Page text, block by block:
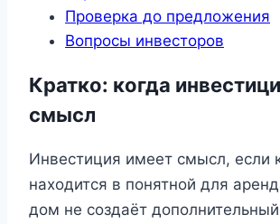
Проверка до предложения
Вопросы инвесторов
Кратко: когда
смысл
Инвестиция имеет смысл, если
находится в понятной для
дом не создаёт